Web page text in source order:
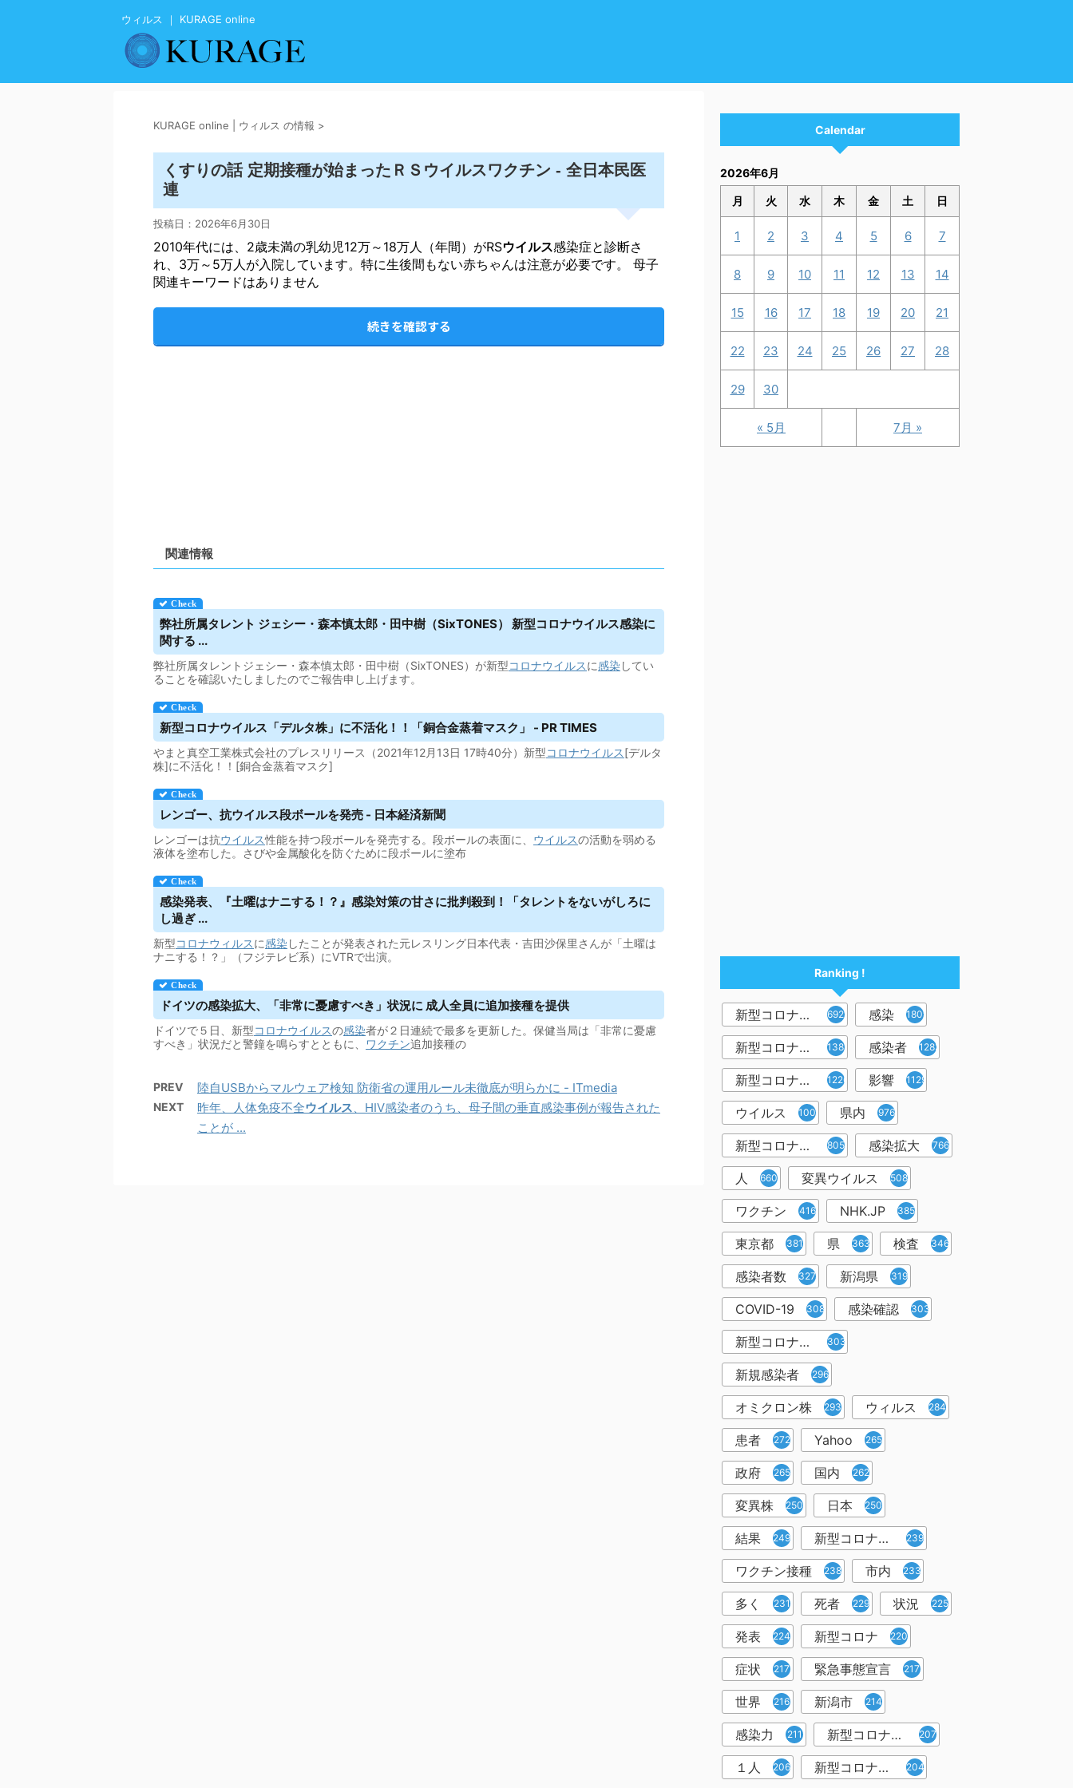
ウィルス ｜ KURAGE online
KURAGE online | ウィルス の情報 >
くすりの話 定期接種が始まったＲＳ ウイルスワクチン - 全日本民医
連
投稿日： 2026年6月30日
2010年代には、2歳未満の乳幼児12万～18万人（年間）がRSウイルス感染症と診断さ
れ、3万～5万人が入院しています。特に生後間もない赤ちゃんは注意が必要です。 母子
関連キーワードはありません
続きを確認する
関連情報
弊社所属タレント ジェシー・森本慎太郎・田中樹（SixTONES） 新型コロナウイルス感染に
関する ...
弊社所属タレントジェシー・森本慎太郎・田中樹（SixTONES）が新型コロナウイルスに感染 してい
ることを確認いたしましたのでご報告申し上げます。
新型コロナウイルス 「デルタ株」に不活化！！「銅合金蒸着マスク」 - PR TIMES
やまと真空工業株式会社のプレスリリース（2021年12月13日 17時40分）新型コロナウイルス[デルタ
株]に不活化！！[銅合金蒸着マスク]
レンゴー、抗ウイルス段ボールを発売 - 日本経済新聞
レンゴーは抗ウイルス性能を持つ段ボールを発売する。段ボールの表面に、 ウイルスの活動を弱める
液体を塗布した。さびや金属酸化を防ぐために段ボールに塗布
感染発表、『土曜はナニする！？』感染対策の甘さに批判殺到！「タレントをないがしろに
し過ぎ ...
新型コロナウィルスに感染 したことが発表された元レスリング日本代表・吉田沙保里さんが「土曜は
ナニする！？」（フジテレビ系）にVTRで出演。
ドイツの感染拡大、「非常に憂慮すべき」状況に 成人全員に追加接種を提供
ドイツで５日、新型コロナウイルスの感染者が２日連続で最多を更新した。保健当局は「非常に憂慮
すべき」状況だと警鐘を鳴らすとともに、
ワクチン追加接種の
PREV 陸自USBからマルウェア検知 防衛省の運用ルール未徹底が明らかに - ITmedia
NEXT 昨年、人体免疫不全ウイルス、HIV感染者のうち、母子間の垂直感染事例が報告された
ことが ...
Calendar
2026年6月
月 火 水 木 金 土 日
« 5月 7月 »
1 2 3 4 5 6 7
8 9 10 11 12 13 14
15 16 17 18 19 20 21
22 23 24 25 26 27 28
29 30
Ranking !
新型コロナウイルス 6921 感染 1809
新型コロナウィルス 1382 感染者 1283
新型コロナウイルス感染症 1226 影響 1129
ウイルス 1001 県内 976
新型コロナウイルス感染 805 感染拡大 766
人 660 変異ウイルス 508
ワクチン 416 NHK.JP 385
東京都 381 県 363 検査 346
感染者数 327 新潟県 319
COVID-19 308 感染確認 303
新型コロナウィルス感染症 303
新規感染者 296
オミクロン株 293 ウィルス 284
患者 272 Yahoo 265
政府 265 国内 262
変異株 250 日本 250
結果 249 新型コロナウイルスワクチン 239
ワクチン接種 238 市内 233
多く 231 死者 229 状況 225
発表 224 新型コロナ 220
症状 217 緊急事態宣言 217
世界 216 新潟市 214
感染力 211 新型コロナウイルス感染者 207
１人 206 新型コロナウイルス対策 204